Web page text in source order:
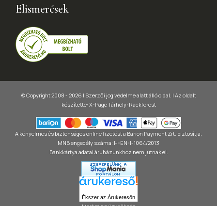
Elismerések
© Copyright 2008 - 2026 | Szerzői jog védelme alatt álló oldal. | Az oldalt
készítette: X-PageTárhely: Rackforest
A kényelmes és biztonságos online fizetést a Barion Payment Zrt. biztosítja,
MNB engedély száma: H-EN-I-1064/2013
Bankkártya adatai áruházunkhoz nem jutnak el.
Ékszer az Árukeresőn